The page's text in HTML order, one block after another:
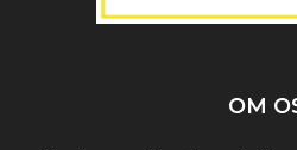
OM